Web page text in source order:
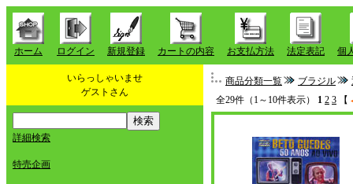
ホーム ログイン 新規登録 カートの内容 お支払方法 法定表記 個
いらっしゃいませ
ゲストさん
詳細検索
特売企画
商品分類一覧 ブラジル
全29件（1～10件表示） 1 2 3 【